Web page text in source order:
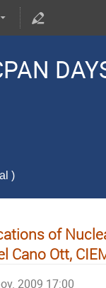
)
of
Cano Ott,
2009 17:00